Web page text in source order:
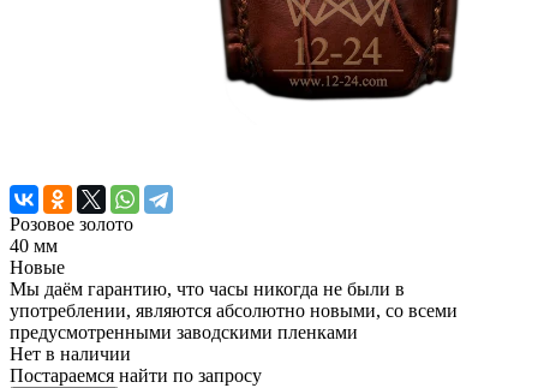
Розовое золото
40 мм
Новые
Мы даём гарантию, что часы никогда не были в
употреблении, являются абсолютно новыми, со всеми
предусмотренными заводскими пленками
Нет в наличии
Постараемся найти по запросу